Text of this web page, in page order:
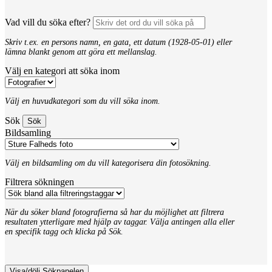
Vad vill du söka efter?
Skriv t.ex. en persons namn, en gata, ett datum (1928-05-01) eller
lämna blankt genom att göra ett mellanslag.
Välj en kategori att söka inom
Välj en huvudkategori som du vill söka inom.
Sök
Bildsamling
Välj en bildsamling om du vill kategorisera din fotosökning.
Filtrera sökningen
När du söker bland fotografierna så har du möjlighet att filtrera
resultaten ytterligare med hjälp av taggar. Välja antingen alla eller
en specifik tagg och klicka på Sök.